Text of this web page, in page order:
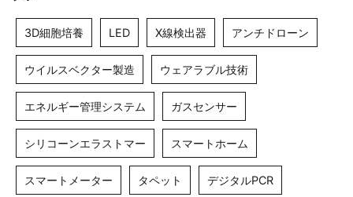
3D細胞培養 LED X線検出器 アンチドローン
ウイルスベクター製造 ウェアラブル技術
エネルギー管理システム ガスセンサー
シリコーンエラストマー スマートホーム
スマートメーター タペット デジタルPCR